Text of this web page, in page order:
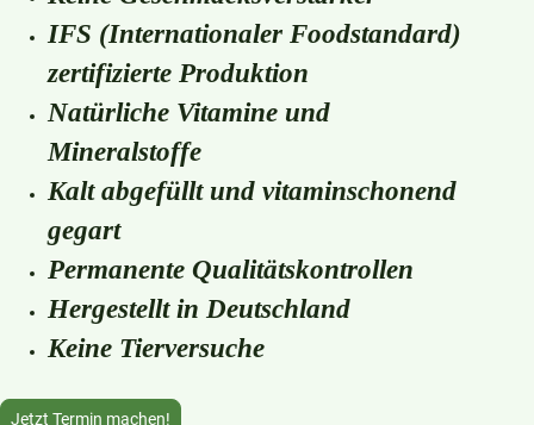
IFS (Internationaler Foodstandard)
zertifizierte Produktion
Natürliche Vitamine und
Mineralstoffe
Kalt abgefüllt und vitaminschonend
gegart
Permanente Qualitätskontrollen
Hergestellt in Deutschland
Keine Tierversuche
Jetzt Termin machen!